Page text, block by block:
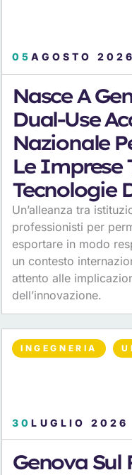
05AGOSTO 2026
Nasce A
Dual-Use
Nazionale
Le Imprese
Tecnologie
Un’alleanza tra
professionisti per
esportare in modo
un contesto
attento alle
dell’innovazione.
INGEGNERIA
30LUGLIO 2026
Genova Sul